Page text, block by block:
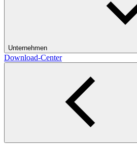
Unternehmen
Download-Center